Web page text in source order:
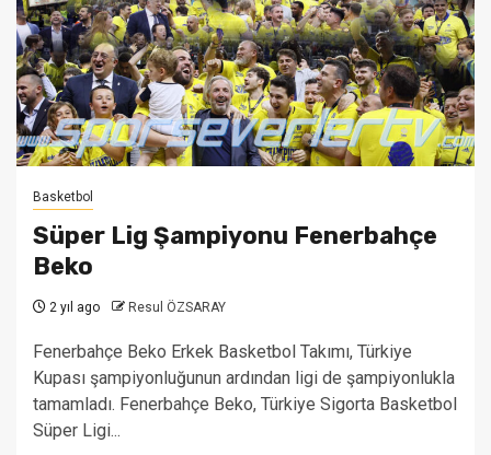
Basketbol
Süper Lig Şampiyonu Fenerbahçe
Beko
2 yıl ago Resul ÖZSARAY
Fenerbahçe Beko Erkek Basketbol Takımı, Türkiye
Kupası şampiyonluğunun ardından ligi de şampiyonlukla
tamamladı. Fenerbahçe Beko, Türkiye Sigorta Basketbol
Süper Ligi...